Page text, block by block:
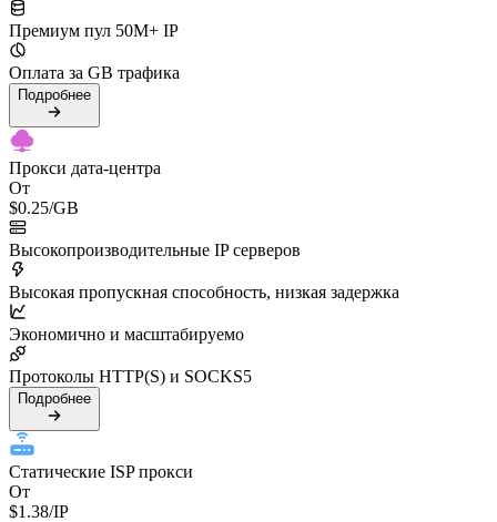
Премиум пул 50M+ IP
Оплата за GB трафика
Подробнее
Прокси дата-центра
От
$0.25/GB
Высокопроизводительные IP серверов
Высокая пропускная способность, низкая задержка
Экономично и масштабируемо
Протоколы HTTP(S) и SOCKS5
Подробнее
Статические ISP прокси
От
$1.38/IP